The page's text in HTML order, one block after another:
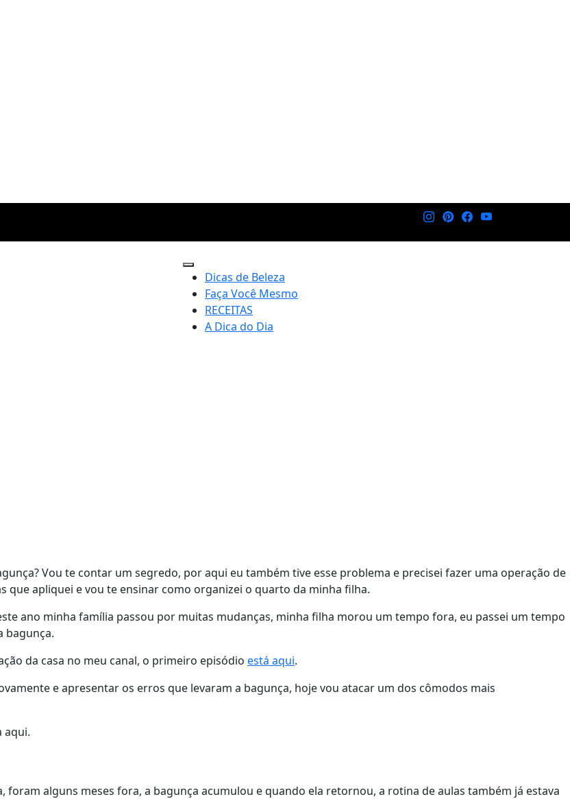
Dicas de Beleza
Faça Você Mesmo
RECEITAS
A Dica do Dia
Vou te contar um segredo, por aqui eu também tive esse problema e precisei fazer uma operação de
que apliquei e vou te ensinar como organizei o quarto da minha filha.
ano minha família passou por muitas mudanças, minha filha morou um tempo fora, eu passei um tempo
bagunça.
da casa no meu canal, o primeiro episódio está aqui.
e apresentar os erros que levaram a bagunça, hoje vou atacar um dos cômodos mais
aqui.
alguns meses fora, a bagunça acumulou e quando ela retornou, a rotina de aulas também já estava